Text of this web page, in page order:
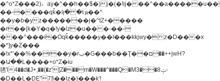
�^o*Z���2)♩ay�^��h��$�)j�(�!ij�
��-����qǩ�Iܡا� �ן��^
��y�b�yz�������j�^tZ+�����
�r��{k�Y�q�!y�lz�u���-��-
���^���i�Oqǩ�����y��I���kkjwy�z�D���x
�*]y�Z���
�!x*'��%��r��y�rب�G���b��Ţ��ם��++jwH?
�Ա��L����+o*Z�ɨu
毢'l4��d�J+,��(�z'[Z���m�W���^���Q�M3��8ݓ-
�D��L�DE"7]\��lz�)���k'!